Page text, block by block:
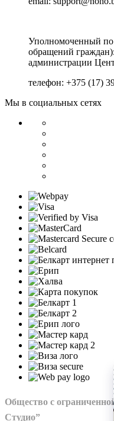
Уполномоченный по
обращений граждан):
администрации
телефон: +375 (17)
Мы в социальных сетях
Общество с
Студио”